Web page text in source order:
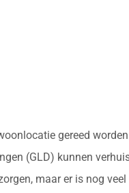
gereed
(GLD) kunnen
maar er is nog